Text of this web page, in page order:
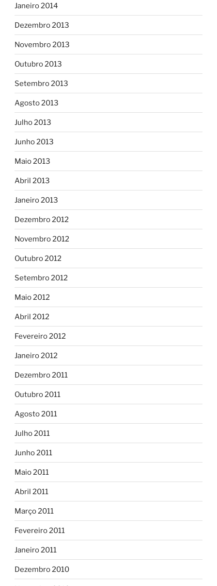
Janeiro 2014
Dezembro 2013
Novembro 2013
Outubro 2013
Setembro 2013
Agosto 2013
Julho 2013
Junho 2013
Maio 2013
Abril 2013
Janeiro 2013
Dezembro 2012
Novembro 2012
Outubro 2012
Setembro 2012
Maio 2012
Abril 2012
Fevereiro 2012
Janeiro 2012
Dezembro 2011
Outubro 2011
Agosto 2011
Julho 2011
Junho 2011
Maio 2011
Abril 2011
Março 2011
Fevereiro 2011
Janeiro 2011
Dezembro 2010